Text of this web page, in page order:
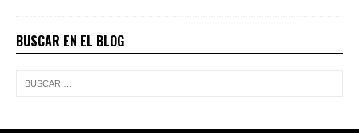
BUSCAR EN EL BLOG